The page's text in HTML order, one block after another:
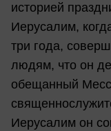
историей
Иерусалим,
три года,
людям, что он
обещанный
Иерусалим он